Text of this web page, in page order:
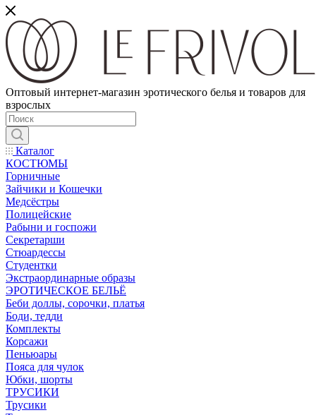
Оптовый интернет-магазин эротического белья и товаров для
взрослых
Каталог
КОСТЮМЫ
Горничные
Зайчики и Кошечки
Медсёстры
Полицейские
Рабыни и госпожи
Секретарши
Стюардессы
Студентки
Экстраординарные образы
ЭРОТИЧЕСКОЕ БЕЛЬЁ
Беби доллы, сорочки, платья
Боди, тедди
Комплекты
Корсажи
Пеньюары
Пояса для чулок
Юбки, шорты
ТРУСИКИ
Трусики